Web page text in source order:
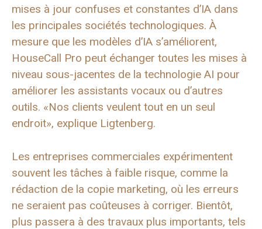
mises à jour confuses et constantes d’IA dans
les principales sociétés technologiques. À
mesure que les modèles d’IA s’améliorent,
HouseCall Pro peut échanger toutes les mises à
niveau sous-jacentes de la technologie AI pour
améliorer les assistants vocaux ou d’autres
outils. «Nos clients veulent tout en un seul
endroit», explique Ligtenberg.
Les entreprises commerciales expérimentent
souvent les tâches à faible risque, comme la
rédaction de la copie marketing, où les erreurs
ne seraient pas coûteuses à corriger. Bientôt,
plus passera à des travaux plus importants, tels